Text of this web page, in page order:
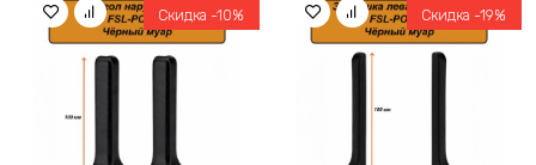
Скидка -10% Скидка -19%